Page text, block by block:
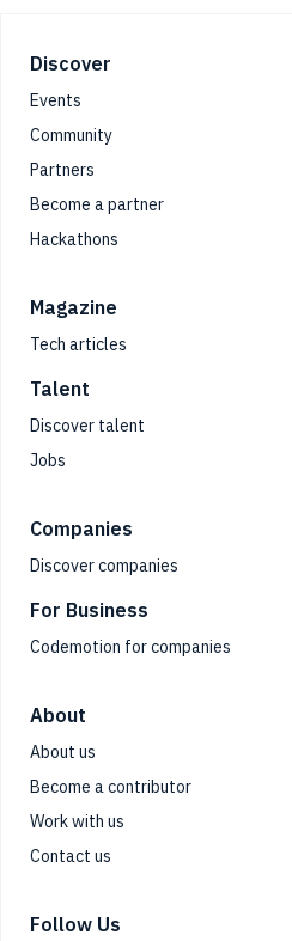
Footer
Discover
Events
Community
Partners
Become a partner
Hackathons
Magazine
Tech articles
Talent
Discover talent
Jobs
Companies
Discover companies
For Business
Codemotion for companies
About
About us
Become a contributor
Work with us
Contact us
Follow Us